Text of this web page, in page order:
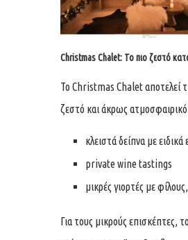
Christmas Chalet: Το πιο ζεστό
Το Christmas Chalet αποτελεί
ζεστό και άκρως
κλειστά δείπνα με
private wine tastings
μικρές γιορτές με
Για τους μικρούς επισκέπτες, το